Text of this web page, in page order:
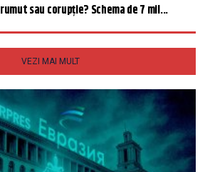
sau corupție? Schema de 7 mil...
VEZI MAI MULT